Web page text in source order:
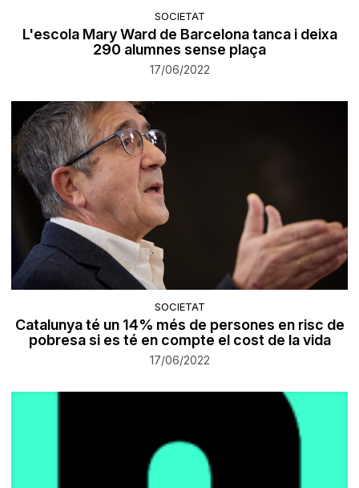
SOCIETAT
L'escola Mary Ward de Barcelona tanca i deixa
290 alumnes sense plaça
17/06/2022
SOCIETAT
Catalunya té un 14% més de persones en risc de
pobresa si es té en compte el cost de la vida
17/06/2022